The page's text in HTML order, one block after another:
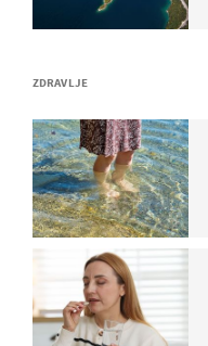
ZDRAVLJE